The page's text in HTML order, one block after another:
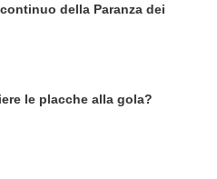
della Paranza dei
le placche alla gola?